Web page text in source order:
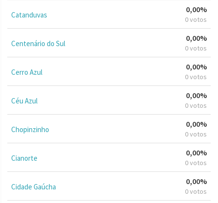
Catanduvas
0,00%
0 votos
Centenário do Sul
0,00%
0 votos
Cerro Azul
0,00%
0 votos
Céu Azul
0,00%
0 votos
Chopinzinho
0,00%
0 votos
Cianorte
0,00%
0 votos
Cidade Gaúcha
0,00%
0 votos